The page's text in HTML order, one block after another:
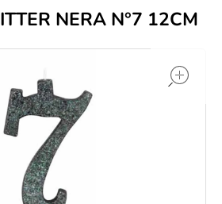
NERA N°7 12CM